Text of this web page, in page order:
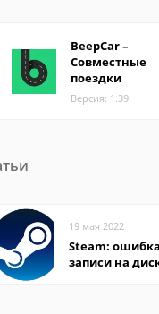
BeepCar –
Совместные
поездки
Версия: 1.39
19 мая 2022
Steam:
записи на